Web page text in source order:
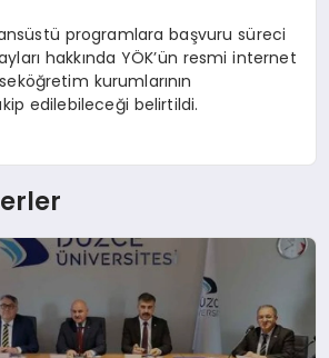
programlara başvuru süreci
hakkında YÖK’ün resmi internet
kurumlarının
edilebileceği belirtildi.